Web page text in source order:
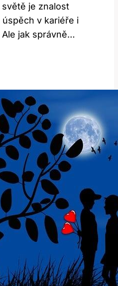
je ⁣znalost
v‌ kariéře ⁣i
jak správně…